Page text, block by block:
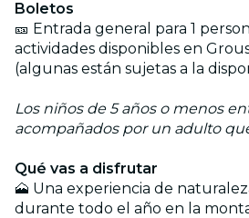
Boletos
🎫 Entrada general para 1
actividades disponibles en
(algunas están sujetas a la
Los niños de 5 años o menos
acompañados por un adulto
Qué vas a disfrutar
🗻 Una experiencia de
durante todo el año en la